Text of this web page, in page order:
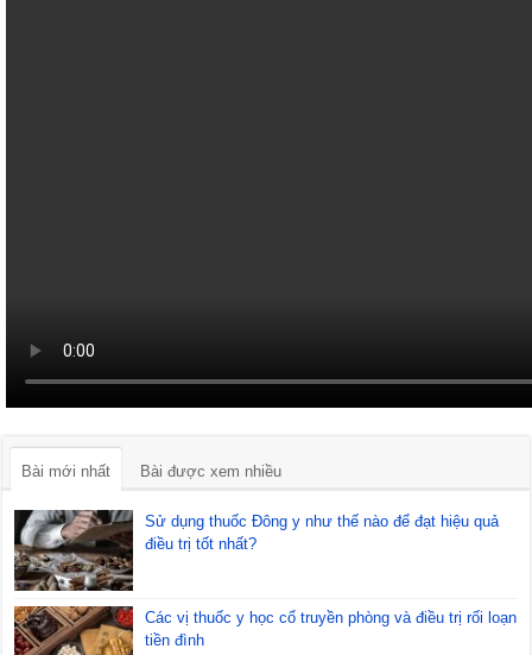
Bài mới nhất Bài được xem nhiều
Sử dụng thuốc Đông y như thế nào để đạt hiệu quả
điều trị tốt nhất?
Các vị thuốc y học cổ truyền phòng và điều trị rối loạn
tiền đình